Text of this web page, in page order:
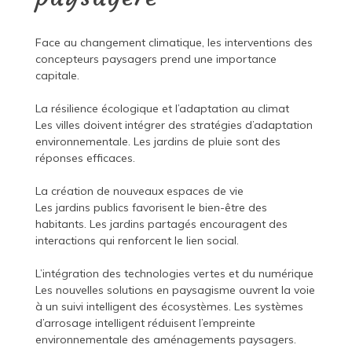
Face au changement climatique, les interventions des
concepteurs paysagers prend une importance
capitale.
La résilience écologique et l’adaptation au climat
Les villes doivent intégrer des stratégies d’adaptation
environnementale. Les jardins de pluie sont des
réponses efficaces.
La création de nouveaux espaces de vie
Les jardins publics favorisent le bien-être des
habitants. Les jardins partagés encouragent des
interactions qui renforcent le lien social.
L’intégration des technologies vertes et du numérique
Les nouvelles solutions en paysagisme ouvrent la voie
à un suivi intelligent des écosystèmes. Les systèmes
d’arrosage intelligent réduisent l’empreinte
environnementale des aménagements paysagers.